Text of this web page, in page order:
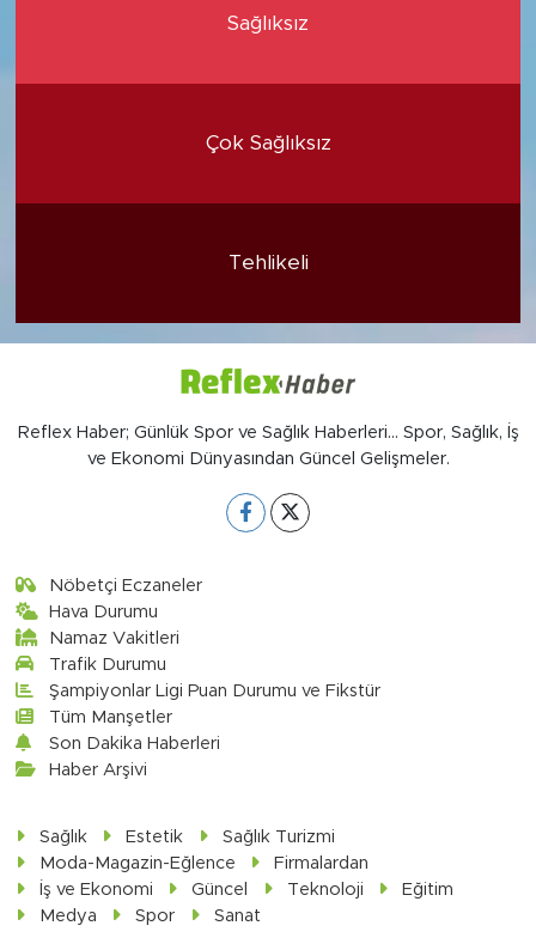
Sağlıksız
Çok Sağlıksız
Tehlikeli
Reflex Haber; Günlük Spor ve Sağlık Haberleri... Spor, Sağlık, İş
ve Ekonomi Dünyasından Güncel Gelişmeler.
Nöbetçi Eczaneler
Hava Durumu
Namaz Vakitleri
Trafik Durumu
Şampiyonlar Ligi Puan Durumu ve Fikstür
Tüm Manşetler
Son Dakika Haberleri
Haber Arşivi
Sağlık Estetik
Sağlık Turizmi
Moda-Magazin-Eğlence
Firmalardan
İş ve Ekonomi
Güncel Teknoloji
Eğitim
Medya
Spor Sanat